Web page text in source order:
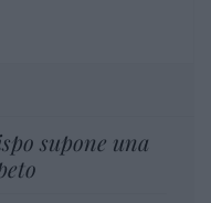
supone una